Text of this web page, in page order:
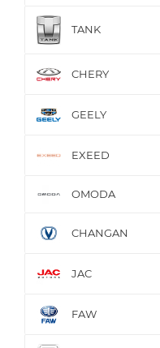
TANK
CHERY
GEELY
EXEED
OMODA
CHANGAN
JAC
FAW